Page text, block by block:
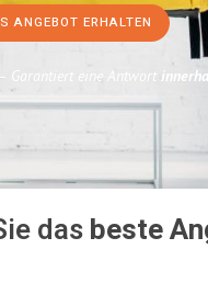
ANGEBOT ERHALTEN
– Garantiert eine Antwort
dasbeste